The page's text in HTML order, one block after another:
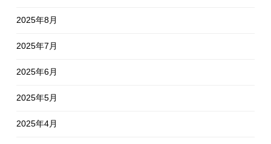
2025年8月
2025年7月
2025年6月
2025年5月
2025年4月